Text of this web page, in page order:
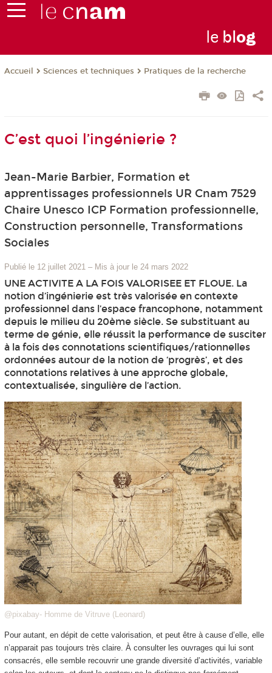
le blog
Accueil Sciences et techniques Pratiques de la recherche
C’est quoi l’ingénierie ?
Jean-Marie Barbier, Formation et
apprentissages professionnels UR Cnam 7529
Chaire Unesco ICP Formation professionnelle,
Construction personnelle, Transformations
Sociales
Publié le 12 juillet 2021 – Mis à jour le 24 mars 2022
UNE ACTIVITE A LA FOIS VALORISEE ET FLOUE. La
notion d’ingénierie est très valorisée en contexte
professionnel dans l’espace francophone, notamment
depuis le milieu du 20ème siècle. Se substituant au
terme de génie, elle réussit la performance de susciter
à la fois des connotations scientifiques/rationnelles
ordonnées autour de la notion de ‘progrès’, et des
connotations relatives à une approche globale,
contextualisée, singulière de l’action.
@pixabay- Homme de Vitruve (Leonard)
Pour autant, en dépit de cette valorisation, et peut être à cause d’elle, elle
n’apparait pas toujours très claire. À consulter les ouvrages qui lui sont
consacrés, elle semble recouvrir une grande diversité d’activités, variable